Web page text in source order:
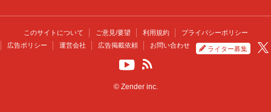
このサイトについて ご意見/要望 利用規約
プライバシーポリシー
広告ポリシー
運営会社 広告掲載依頼 お問い合わせ ライター募集
© Zender inc.